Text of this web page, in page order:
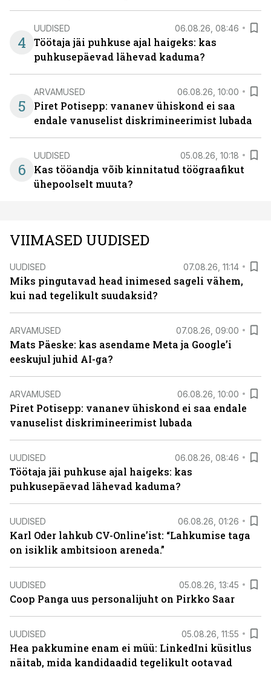
4
UUDISED 06.08.26, 08:46
Töötaja jäi puhkuse ajal haigeks: kas
puhkusepäevad lähevad kaduma?
5
ARVAMUSED 06.08.26, 10:00
Piret Potisepp: vananev ühiskond ei saa
endale vanuselist diskrimineerimist lubada
6
UUDISED 05.08.26, 10:18
Kas tööandja võib kinnitatud töögraafikut
ühepoolselt muuta?
VIIMASED UUDISED
UUDISED 07.08.26, 11:14
Miks pingutavad head inimesed sageli vähem,
kui nad tegelikult suudaksid?
ARVAMUSED 07.08.26, 09:00
Mats Päeske: kas asendame Meta ja Google’i
eeskujul juhid AI-ga?
ARVAMUSED 06.08.26, 10:00
Piret Potisepp: vananev ühiskond ei saa endale
vanuselist diskrimineerimist lubada
UUDISED 06.08.26, 08:46
Töötaja jäi puhkuse ajal haigeks: kas
puhkusepäevad lähevad kaduma?
UUDISED 06.08.26, 01:26
Karl Oder lahkub CV-Online’ist: “Lahkumise taga
on isiklik ambitsioon areneda.”
UUDISED 05.08.26, 13:45
Coop Panga uus personalijuht on Pirkko Saar
UUDISED 05.08.26, 11:55
Hea pakkumine enam ei müü: LinkedIni küsitlus
näitab, mida kandidaadid tegelikult ootavad